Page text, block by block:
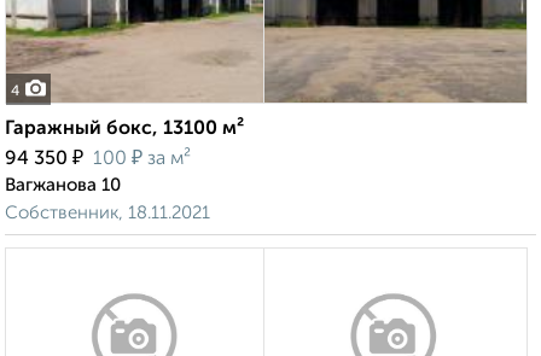
4
Гаражный бокс, 13100 м²
94 350 ₽ 100 ₽ за м²
Вагжанова 10
Собственник, 18.11.2021